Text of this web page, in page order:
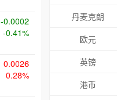
-0.0002
-0.41%
0.0026
0.28%
丹麦克朗
欧元
英镑
港币